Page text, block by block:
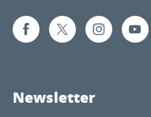
Newsletter